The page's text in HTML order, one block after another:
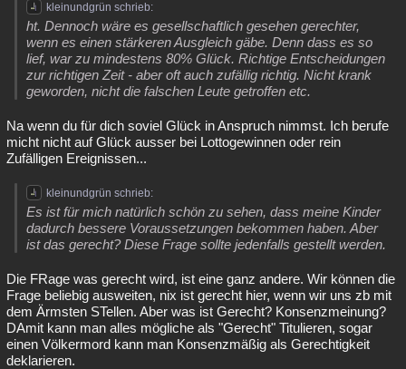
kleinundgrün schrieb:
ht. Dennoch wäre es gesellschaftlich gesehen gerechter,
wenn es einen stärkeren Ausgleich gäbe. Denn dass es so
lief, war zu mindestens 80% Glück. Richtige Entscheidungen
zur richtigen Zeit - aber oft auch zufällig richtig. Nicht krank
geworden, nicht die falschen Leute getroffen etc.
Na wenn du für dich soviel Glück in Anspruch nimmst. Ich berufe
micht nicht auf Glück ausser bei Lottogewinnen oder rein
Zufälligen Ereignissen...
kleinundgrün schrieb:
Es ist für mich natürlich schön zu sehen, dass meine Kinder
dadurch bessere Voraussetzungen bekommen haben. Aber
ist das gerecht? Diese Frage sollte jedenfalls gestellt werden.
Die FRage was gerecht wird, ist eine ganz andere. Wir können die
Frage beliebig ausweiten, nix ist gerecht hier, wenn wir uns zb mit
dem Ärmsten STellen. Aber was ist Gerecht? Konsenzmeinung?
DAmit kann man alles mögliche als "Gerecht" Titulieren, sogar
einen Völkermord kann man Konsenzmäßig als Gerechtigkeit
deklarieren.